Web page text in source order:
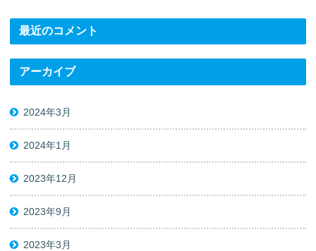
最近のコメント
アーカイブ
2024年3月
2024年1月
2023年12月
2023年9月
2023年3月